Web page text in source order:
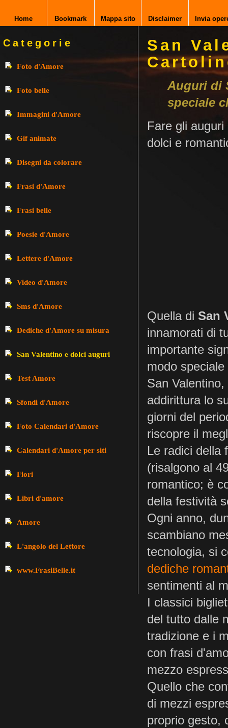
Home Bookmark Mappa sito Disclaimer Invia
Categorie
Foto d'Amore
Foto belle
Immagini d'Amore
Gif animate
Disegni da colorare
Frasi d'Amore
Frasi belle
Poesie d'Amore
Lettere d'Amore
Video d'Amore
Sms d'Amore
Dediche d'Amore su misura
San Valentino e dolci auguri
Test Amore
Sfondi d'Amore
Foto Calendari d'Amore
Calendari d'Amore per siti
Fiori
Libri d'amore
Amore
L'angolo del Lettore
www.FrasiBelle.it
San
Auguri di
speciale
Fare gli
dolci e
Quella di San
innamorati di
importante
modo
San
addirittura lo
giorni del
riscopre il
Le radici della
(risalgono al
romantico; è
della festività
Ogni anno,
scambiano
tecnologia, si
dediche
sentimenti al
I classici
del tutto dalle
tradizione e i
con frasi
mezzo
Quello che
di mezzi
proprio gesto,